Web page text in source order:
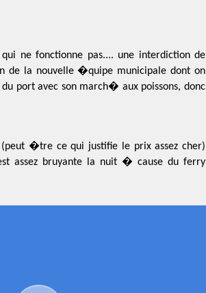
ne fonctionne pas.... une interdiction de
de la nouvelle �quipe municipale dont on
port avec son march� aux poissons, donc
�tre ce qui justifie le prix assez cher)
assez bruyante la nuit � cause du ferry